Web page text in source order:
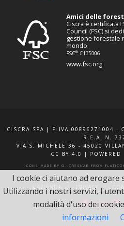
Amici delle
Ciscra è certificata
Council (FSC) si
gestione forestale
mondo.
FSC® C135006
www.fsc.org
CISCRA SPA | P.IVA 00896271004 -
R.E.A. N.
VIA S. MICHELE 36 - 45020
CC BY 4.0
|
ICONS MADE BY G. CRESNAR FROM
F.A.Q. XQUOTE.IT INFO
L’AZIENDA
PRIVACY
I cookie ci aiutano ad erogare
Utilizzando i nostri servizi,
modalità d'uso dei
informazioni